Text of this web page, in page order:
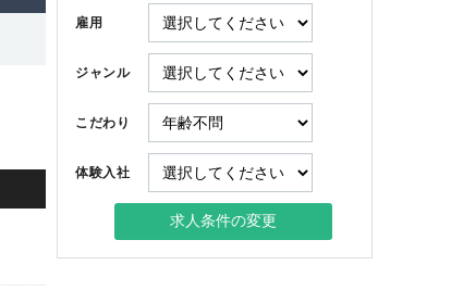
雇用
ジャンル
こだわり
体験入社